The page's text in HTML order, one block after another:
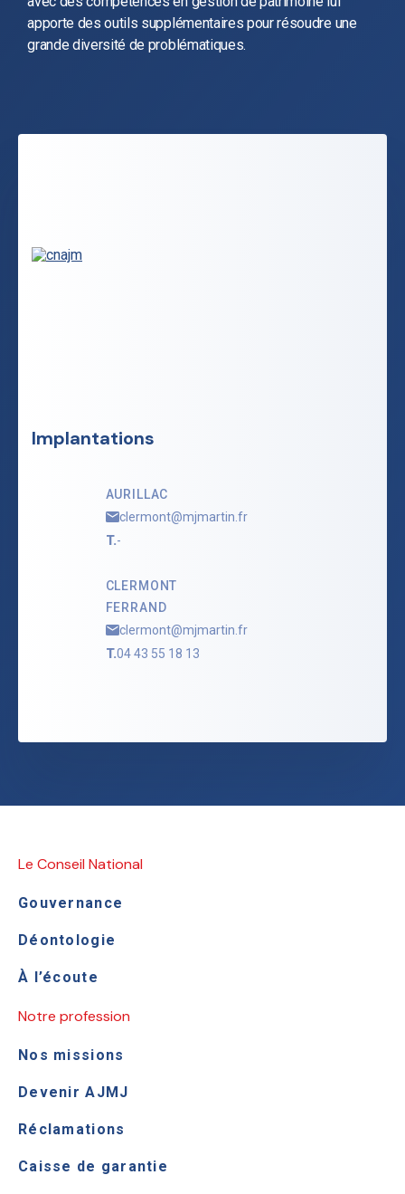
apporte des outils supplémentaires pour résoudre une
grande diversité de problématiques.
Implantations
AURILLAC
clermont@mjmartin.fr
T.-
CLERMONT
FERRAND
clermont@mjmartin.fr
T.04 43 55 18 13
Le Conseil National
Gouvernance
Déontologie
À l’écoute
Notre profession
Nos missions
Devenir AJMJ
Réclamations
Caisse de garantie